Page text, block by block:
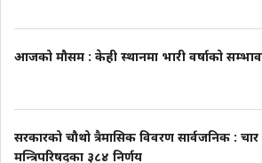
आजको मौसम : केही स्थानमा भारी वर्षाको
सरकारको चौथो त्रैमासिक विवरण सार्वजनिक : चार
मन्त्रिपरिषद्का ३८४ निर्णय